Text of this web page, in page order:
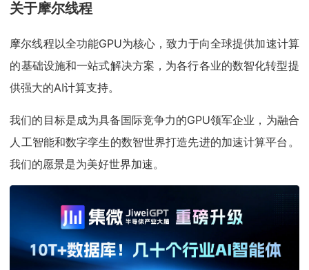
关于摩尔线程
摩尔线程以全功能GPU为核心，致力于向全球提供加速计算
的基础设施和一站式解决方案，为各行各业的数智化转型提
供强大的AI计算支持。
我们的目标是成为具备国际竞争力的GPU领军企业，为融合
人工智能和数字孪生的数智世界打造先进的加速计算平台。
我们的愿景是为美好世界加速。